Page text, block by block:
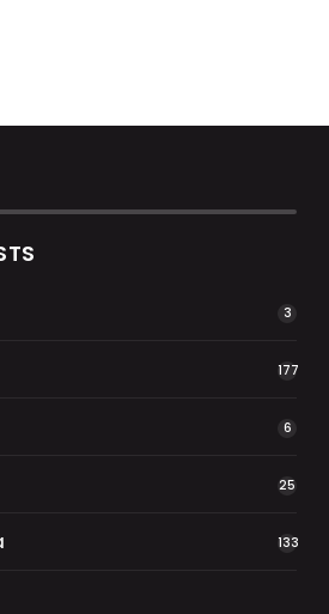
3
177
6
25
133